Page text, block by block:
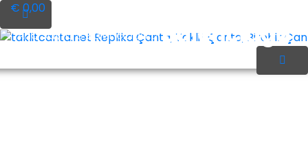
İçeriği
Geç
taklitcanta.net Replika Çanta, Taklit Çanta, Birebir
€ 0,00
Ana Sayfa
Balenciaga Balenciaga